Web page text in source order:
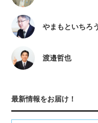
やまもといちろう
渡邉哲也
最新情報をお届け！